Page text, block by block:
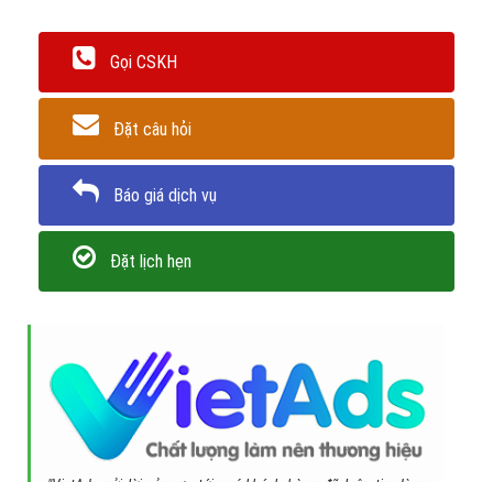
Gọi CSKH
Đặt câu hỏi
Báo giá dịch vụ
Đặt lịch hẹn